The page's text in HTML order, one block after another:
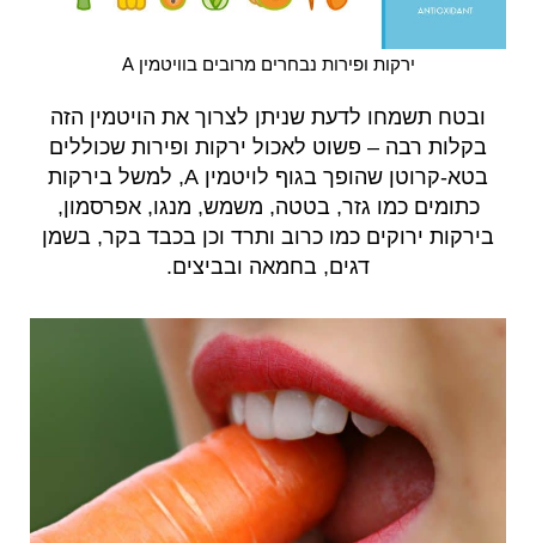
ירקות ופירות נבחרים מרובים בוויטמין A
ובטח תשמחו לדעת שניתן לצרוך את הויטמין הזה
בקלות רבה – פשוט לאכול ירקות ופירות שכוללים
בטא-קרוטן שהופך בגוף לויטמין A, למשל בירקות
כתומים כמו גזר, בטטה, משמש, מנגו, אפרסמון,
בירקות ירוקים כמו כרוב ותרד וכן בכבד בקר, בשמן
דגים, בחמאה ובביצים.